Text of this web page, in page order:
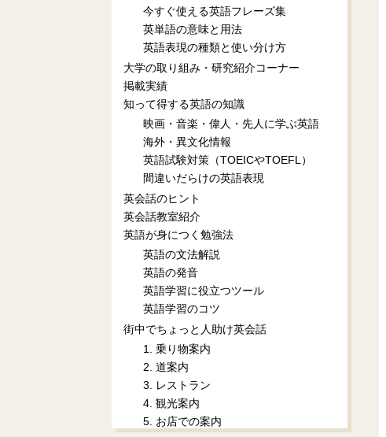
今すぐ使える英語フレーズ集
英単語の意味と用法
英語表現の種類と使い分け方
大学の取り組み・研究紹介コーナー
掲載実績
知って得する英語の知識
映画・音楽・偉人・先人に学ぶ英語
海外・異文化情報
英語試験対策（TOEICやTOEFL）
間違いだらけの英語表現
英会話のヒント
英会話教室紹介
英語が身につく勉強法
英語の文法解説
英語の発音
英語学習に役立つツール
英語学習のコツ
街中でちょっと人助け英会話
1. 乗り物案内
2. 道案内
3. レストラン
4. 観光案内
5. お店での案内